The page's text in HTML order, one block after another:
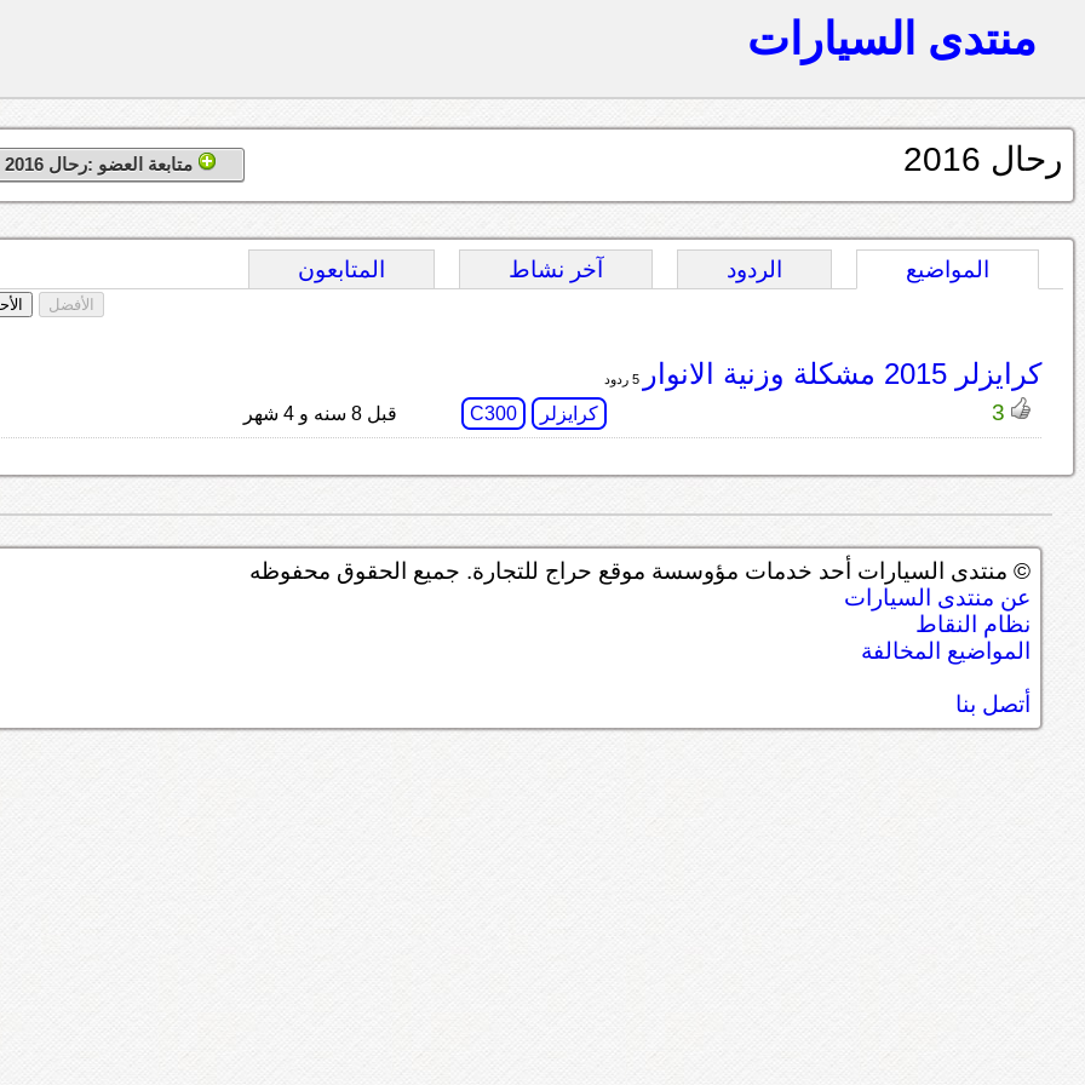
منتدى السيارات
رحال 2016 متابعة العضو :رحال 2016
المواضيع الردود آخر نشاط المتابعون
الأفضل
كرايزلر 2015 مشكلة وزنية الانوار 5 ردود
3 كرايزلر C300 قبل 8 سنه و 4 شهر
© منتدى السيارات أحد خدمات مؤوسسة موقع حراج للتجارة. جميع الحقوق محفوظه
عن منتدى السيارات
نظام النقاط
المواضيع المخالفة
أتصل بنا